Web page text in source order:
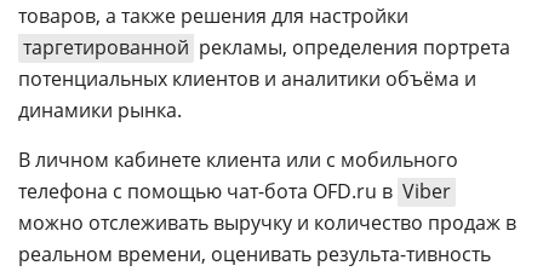
товаров, а также решения для настройки
таргетированной рекламы, определения портрета
потенциальных клиентов и аналитики объёма и
динамики рынка.
В личном кабинете клиента или с мобильного
телефона с помощью чат-бота OFD.ru в Viber
можно отслеживать выручку и количество продаж в
реальном времени, оценивать результа-тивность